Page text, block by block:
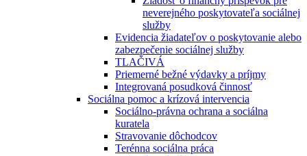
neverejného poskytovateľa sociálnej
služby
Evidencia žiadateľov o poskytovanie alebo
zabezpečenie sociálnej služby
TLAČIVÁ
Priemerné bežné výdavky a príjmy
Integrovaná posudková činnosť
Sociálna pomoc a krízová intervencia
Sociálno-právna ochrana a sociálna
kuratela
Stravovanie dôchodcov
Terénna sociálna práca